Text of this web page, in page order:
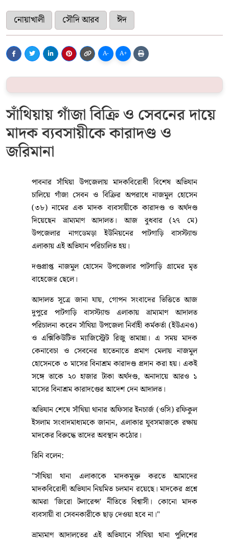
নোয়াখালী সৌদি আরব ঈদ
A- A+
সাঁথিয়ায় গাঁজা বিক্রি ও সেবনের দায়ে
মাদক ব্যবসায়ীকে কারাদণ্ড ও
জরিমানা
পাবনার সাঁথিয়া উপজেলায় মাদকবিরোধী বিশেষ অভিযান
চালিয়ে গাঁজা সেবন ও বিক্রির অপরাধে নাজমুল হোসেন
(৩৮) নামের এক মাদক ব্যবসায়ীকে কারাদণ্ড ও অর্থদণ্ড
দিয়েছেন ভ্রাম্যমাণ আদালত। আজ বুধবার (২৭ মে)
উপজেলার নাগডেমড়া ইউনিয়নের পাটগাড়ি বাসস্ট্যান্ড
এলাকায় এই অভিযান পরিচালিত হয়।
দণ্ডপ্রাপ্ত নাজমুল হোসেন উপজেলার পাটগাড়ি গ্রামের মৃত
বাহেজের ছেলে।
দুপুরে পাটগাড়ি বাসস্ট্যান্ড এলাকায় ভ্রাম্যমাণ আদালত
পরিচালনা করেন সাঁথিয়া উপজেলা নির্বাহী কর্মকর্তা (ইউএনও)
ও এক্সিকিউটিভ ম্যাজিস্ট্রেট রিজু তামান্না। এ সময় মাদক
কেনাবেচা ও সেবনের হাতেনাতে প্রমাণ মেলায় নাজমুল
হোসেনকে ৩ মাসের বিনাশ্রম কারাদণ্ড প্রদান করা হয়। একই
সঙ্গে তাকে ২০ হাজার টাকা অর্থদণ্ড, অনাদায়ে আরও ১
মাসের বিনাশ্রম কারাদণ্ডের আদেশ দেন আদালত।